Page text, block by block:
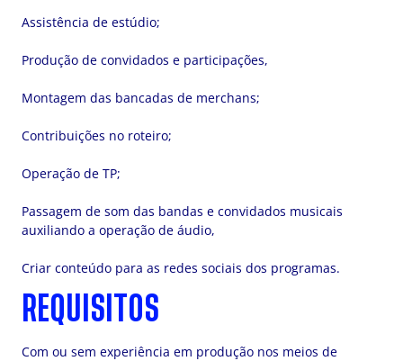
Assistência de estúdio;
Produção de convidados e participações,
Montagem das bancadas de merchans;
Contribuições no roteiro;
Operação de TP;
Passagem de som das bandas e convidados musicais
auxiliando a operação de áudio,
Criar conteúdo para as redes sociais dos programas.
REQUISITOS
Com ou sem experiência em produção nos meios de